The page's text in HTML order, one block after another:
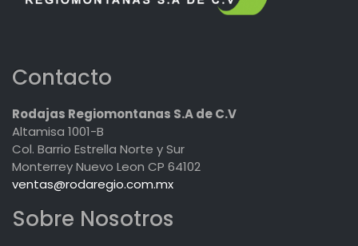
Contacto
Rodajas Regiomontanas S.A de C.V
Altamisa 1001-B
Col. Barrio Estrella Norte y Sur
Monterrey Nuevo Leon CP 64102
ventas@rodaregio.com.mx
Sobre Nosotros